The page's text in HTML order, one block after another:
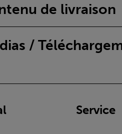
de livraison
/
Service